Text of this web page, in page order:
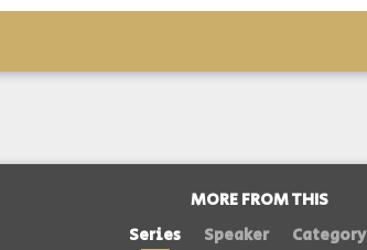
MORE FROM THIS
Series
Speaker Category